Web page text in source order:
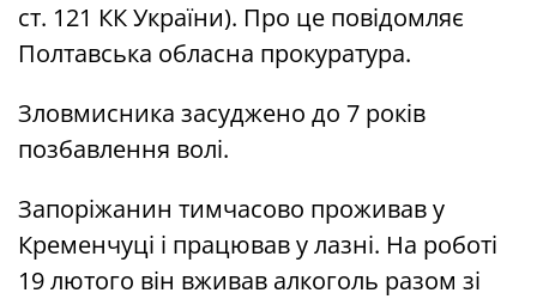
ст. 121 КК України). Про це повідомляє
Полтавська обласна прокуратура.
Зловмисника засуджено до 7 років
позбавлення волі.
Запоріжанин тимчасово проживав у
Кременчуці і працював у лазні. На роботі
19 лютого він вживав алкоголь разом зі